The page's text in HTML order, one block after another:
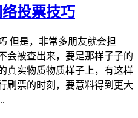
投票技巧
但是，非常多朋友就会担
会被查出来，要是那样子子的
真实物质物质样子上，有这样
刷票的时刻，要意料得到更大